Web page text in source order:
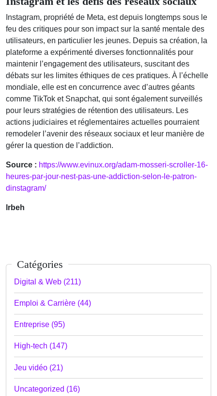
Instagram, propriété de Meta, est depuis longtemps sous le
feu des critiques pour son impact sur la santé mentale des
utilisateurs, en particulier les jeunes. Depuis sa création, la
plateforme a expérimenté diverses fonctionnalités pour
maintenir l’engagement des utilisateurs, suscitant des
débats sur les limites éthiques de ces pratiques. À l’échelle
mondiale, elle est en concurrence avec d’autres géants
comme TikTok et Snapchat, qui sont également surveillés
pour leurs stratégies de rétention des utilisateurs. Les
actions judiciaires et réglementaires actuelles pourraient
remodeler l’avenir des réseaux sociaux et leur manière de
gérer la question de l’addiction.
Source : https://www.evinux.org/adam-mosseri-scroller-16-
heures-par-jour-nest-pas-une-addiction-selon-le-patron-
dinstagram/
lrbeh
Catégories
Digital & Web (211)
Emploi & Carrière (44)
Entreprise (95)
High-tech (147)
Jeu vidéo (21)
Uncategorized (16)